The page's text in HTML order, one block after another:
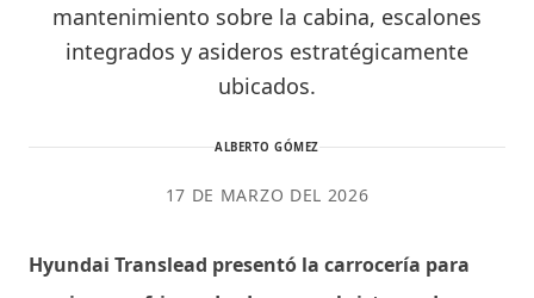
mantenimiento sobre la cabina, escalones
integrados y asideros estratégicamente
ubicados.
ALBERTO GÓMEZ
17 DE MARZO DEL 2026
Hyundai Translead presentó la carrocería para